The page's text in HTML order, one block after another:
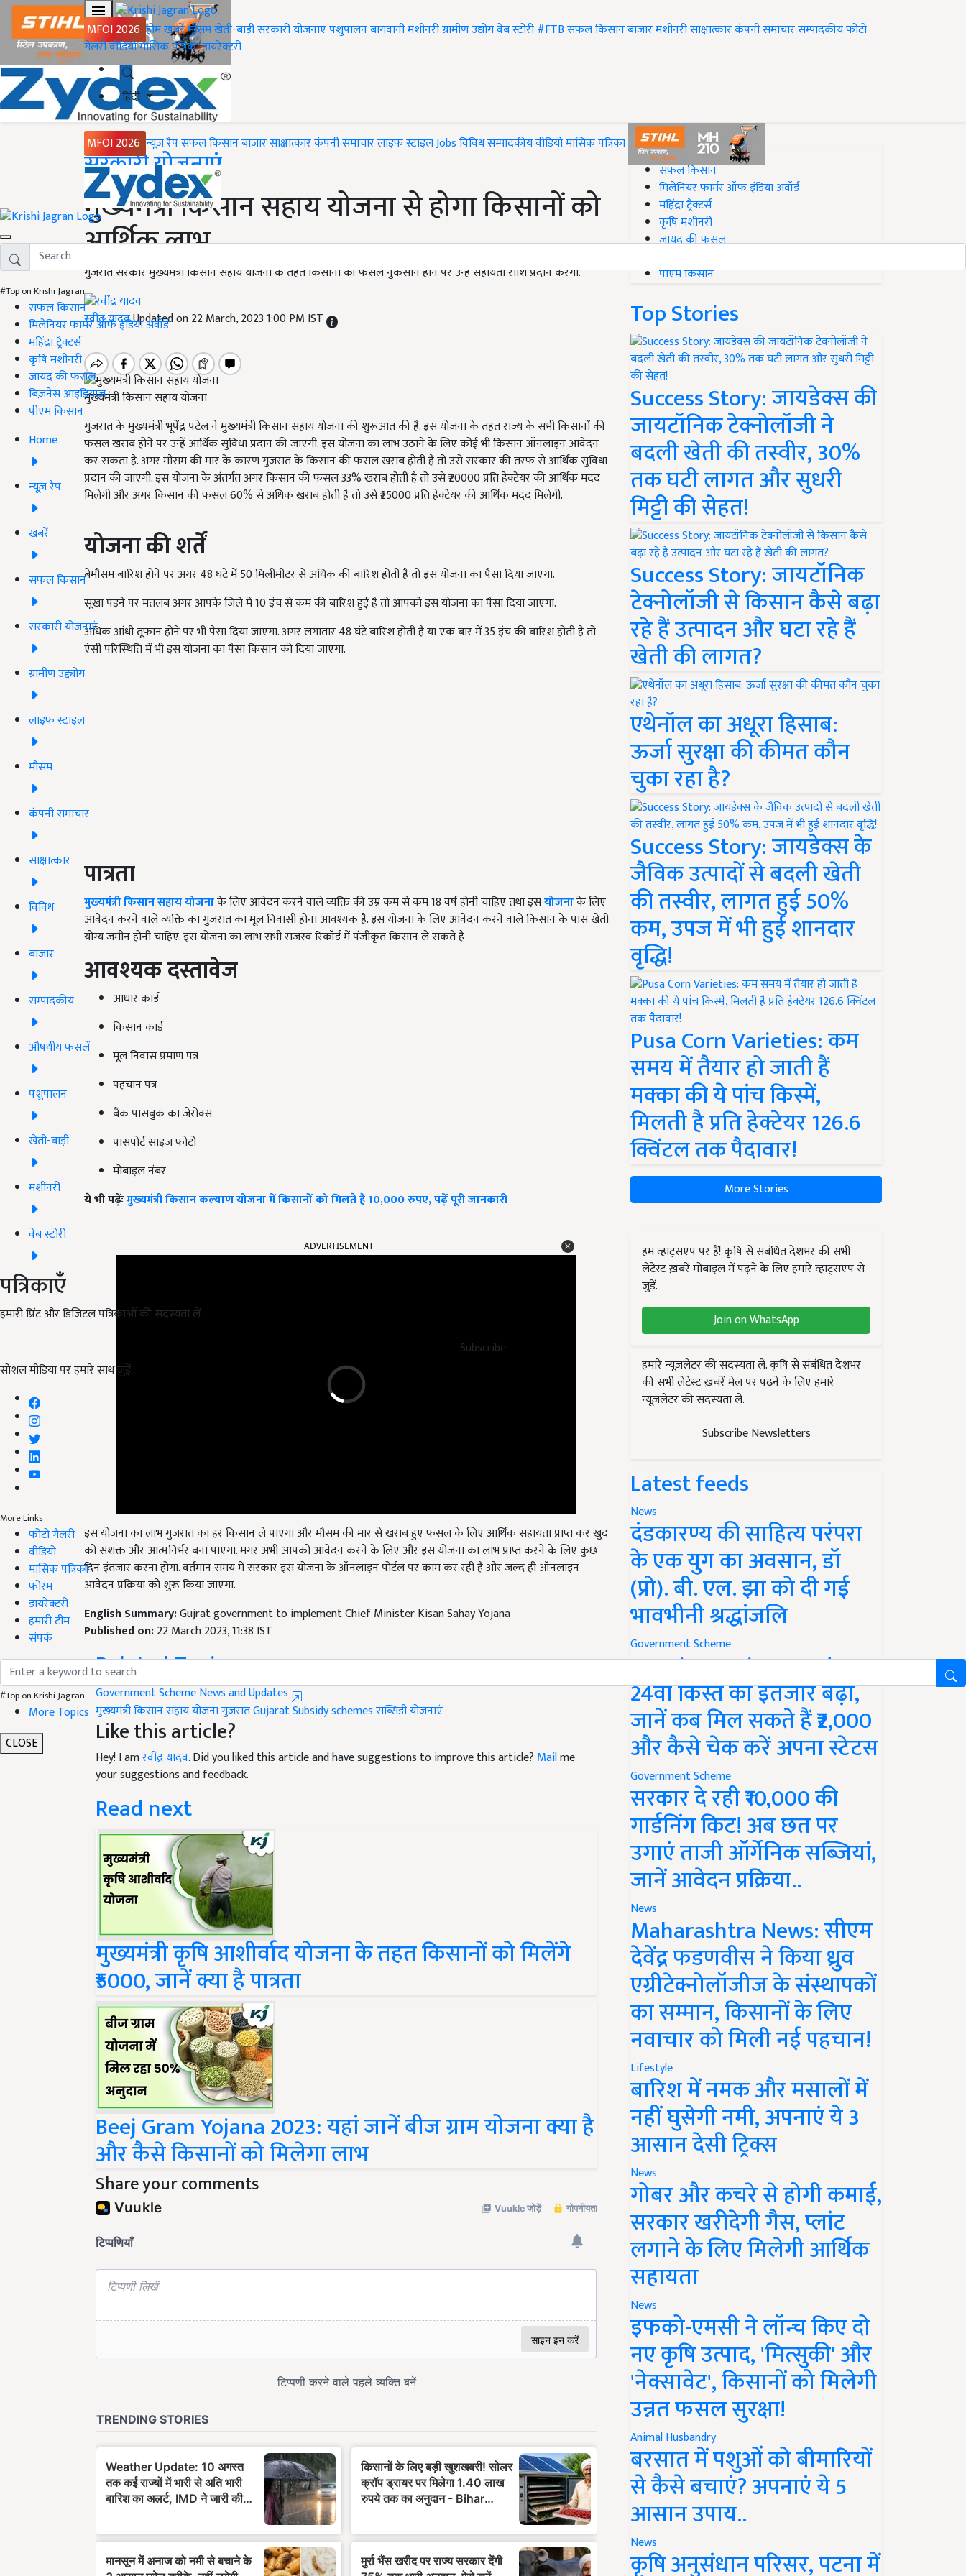
MFOI 2026 होमख़बरेंमौसमखेती-बाड़ीसरकारी योजनाएंपशुपालनबागवानीमशीनरीग्रामीण उद्योगवेब स्टोरी#FTBसफल किसानबाजारमशीनरीसाक्षात्कारकंपनी समाचारसम्पादकीयफोटो
गैलरीवीडियोमासिक पत्रिकाडायरेक्टरी
हिंदी
MFOI 2026 न्यूज़ रैपसफल किसानबाजारसाक्षात्कारकंपनी समाचारलाइफ स्टाइलJobsविविधसम्पादकीयवीडियोमासिक पत्रिका
#Top on Krishi Jagran
सफल किसान
मिलेनियर फार्मर ऑफ इंडिया अवॉर्ड
महिंद्रा ट्रैक्टर्स
कृषि मशीनरी
जायद की फसल
बिज़नेस आइडियाज
पीएम किसान
Home
न्यूज़ रैप
खबरें
सफल किसान
सरकारी योजनाएं
ग्रामीण उद्द्योग
लाइफ स्टाइल
मौसम
कंपनी समाचार
साक्षात्कार
विविध
बाजार
सम्पादकीय
औषधीय फसलें
पशुपालन
खेती-बाड़ी
मशीनरी
वेब स्टोरी
पत्रिकाएँ
हमारी प्रिंट और डिजिटल पत्रिकाओं की सदस्यता लें
Subscribe
सोशल मीडिया पर हमारे साथ जुड़ें:
More Links
फोटो गैलरी
वीडियो
मासिक पत्रिका
फोरम
डायरेक्टरी
हमारी टीम
संपर्क
#Top on Krishi Jagran
More Topics
CLOSE
Home
सरकारी योजनाएं
मुख्‍यमंत्री किसान सहाय योजना से होगा किसानों को
आर्थिक लाभ
गुजरात सरकार मुख्‍यमंत्री किसान सहाय योजना के तहत किसानों की फसल नुकसान होने पर उन्हें सहायता राशि प्रदान करेगी.
रवींद्र यादवUpdated on 22 March, 2023 1:00 PM IST
मुख्‍यमंत्री किसान सहाय योजना
गुजरात के मुख्यमंत्री भूपेंद्र पटेल ने मुख्‍यमंत्री किसान सहाय योजना की शुरूआत की है. इस योजना के तहत राज्य के सभी किसानों की
फसल खराब होने पर उन्हें आर्थिक सुविधा प्रदान की जाएगी. इस योजना का लाभ उठाने के लिए कोई भी किसान ऑनलाइन आवेदन
कर सकता है. अगर मौसम की मार के कारण गुजरात के किसान की फसल खराब होती है तो उसे सरकार की तरफ से आर्थिक सुविधा
प्रदान की जाएगी. इस योजना के अंतर्गत अगर किसान की फसल 33% खराब होती है तो उसे ₹20000 प्रति हेक्टेयर की आर्थिक मदद
मिलेगी और अगर किसान की फसल 60% से अधिक खराब होती है तो उसे ₹25000 प्रति हेक्टेयर की आर्थिक मदद मिलेगी.
योजना की शर्तें
बेमौसम बारिश होने पर अगर 48 घंटे में 50 मिलीमीटर से अधिक की बारिश होती है तो इस योजना का पैसा दिया जाएगा.
सूखा पड़ने पर मतलब अगर आपके जिले में 10 इंच से कम की बारिश हुई है तो आपको इस योजना का पैसा दिया जाएगा.
अधिक आंधी तूफान होने पर भी पैसा दिया जाएगा. अगर लगातार 48 घंटे बारिश होती है या एक बार में 35 इंच की बारिश होती है तो
ऐसी परिस्थिति में भी इस योजना का पैसा किसान को दिया जाएगा.
पात्रता
मुख्‍यमंत्री किसान सहाय योजनाके लिए आवेदन करने वाले व्यक्ति की उम्र कम से कम 18 वर्ष होनी चाहिए तथा इसयोजनाके लिए
आवेदन करने वाले व्यक्ति का गुजरात का मूल निवासी होना आवश्यक है. इस योजना के लिए आवेदन करने वाले किसान के पास खेती
योग्य जमीन होनी चाहिए. इस योजना का लाभ सभी राजस्व रिकॉर्ड में पंजीकृत किसान ले सकते हैं
आवश्यक दस्तावेज
आधार कार्ड
किसान कार्ड
मूल निवास प्रमाण पत्र
पहचान पत्र
बैंक पासबुक का जेरोक्स
पासपोर्ट साइज फोटो
मोबाइल नंबर
ये भी पढ़ेंःमुख्यमंत्री किसान कल्याण योजना में किसानों को मिलते हैं 10,000 रुपए, पढ़ें पूरी जानकारी
इस योजना का लाभ गुजरात का हर किसान ले पाएगा और मौसम की मार से खराब हुए फसल के लिए आर्थिक सहायता प्राप्त कर खुद
को सशक्त और आत्मनिर्भर बना पाएगा. मगर अभी आपको आवेदन करने के लिए और इस योजना का लाभ प्राप्त करने के लिए कुछ
दिन इंतजार करना होगा. वर्तमान समय में सरकार इस योजना के ऑनलाइन पोर्टल पर काम कर रही है और जल्द ही ऑनलाइन
आवेदन प्रक्रिया को शुरू किया जाएगा.
English Summary:
Published on:22 March 2023, 11:38 IST
Related Topics
Government Scheme News and Updates
मुख्‍यमंत्री किसान सहाय योजनागुजरातGujarat Subsidy schemes
Like this article?
Hey! I amरवींद्र यादव . Did you liked this article and have suggestions to improve this article?
your suggestions and feedback.
Read next
मुख्यमंत्री कृषि आशीर्वाद योजना के तहत किसानों को मिलेंगे
₹5000, जानें क्या है पात्रता
Beej Gram Yojana 2023: यहां जानें बीज ग्राम योजना क्या है
और कैसे किसानों को मिलेगा लाभ
Share your comments
#Top on Krishi Jagran
सफल किसान
मिलेनियर फार्मर ऑफ इंडिया अवॉर्ड
महिंद्रा ट्रैक्टर्स
कृषि मशीनरी
जायद की फसल
पीएम किसान
Top Stories
Success Story: जायडेक्स की
जायटॉनिक टेक्नोलॉजी ने
बदली खेती की तस्वीर, 30%
तक घटी लागत और सुधरी
मिट्टी की सेहत!
Success Story: जायटॉनिक
टेक्नोलॉजी से किसान कैसे बढ़ा
रहे हैं उत्पादन और घटा रहे हैं
खेती की लागत?
एथेनॉल का अधूरा हिसाब:
ऊर्जा सुरक्षा की कीमत कौन
चुका रहा है?
Success Story: जायडेक्स के
जैविक उत्पादों से बदली खेती
की तस्वीर, लागत हुई 50%
कम, उपज में भी हुई शानदार
वृद्धि!
Pusa Corn Varieties: कम
समय में तैयार हो जाती हैं
मक्का की ये पांच किस्में,
मिलती है प्रति हेक्टेयर 126.6
क्विंटल तक पैदावार!
More Stories
हम व्हाट्सएप पर हैं! कृषि से संबंधित देशभर की सभी
लेटेस्ट ख़बरें मोबाइल में पढ़ने के लिए हमारे व्हाट्सएप से
जुड़ें.
Join on WhatsApp
हमारे न्यूज़लेटर की सदस्यता लें. कृषि से संबंधित देशभर
की सभी लेटेस्ट ख़बरें मेल पर पढ़ने के लिए हमारे
न्यूज़लेटर की सदस्यता लें.
Subscribe Newsletters
Latest feeds
News
दंडकारण्य की साहित्य परंपरा
के एक युग का अवसान, डॉ
(प्रो). बी. एल. झा को दी गई
भावभीनी श्रद्धांजलि
Government Scheme
PM Kisan Yojana Update:
24वीं किस्त का इंतजार बढ़ा,
जानें कब मिल सकते हैं ₹2,000
और कैसे चेक करें अपना स्टेटस
Government Scheme
सरकार दे रही ₹10,000 की
गार्डनिंग किट! अब छत पर
उगाएं ताजी ऑर्गेनिक सब्जियां,
जानें आवेदन प्रक्रिया..
News
Maharashtra News: सीएम
देवेंद्र फडणवीस ने किया ध्रुव
एग्रीटेक्नोलॉजीज के संस्थापकों
का सम्मान, किसानों के लिए
नवाचार को मिली नई पहचान!
Lifestyle
बारिश में नमक और मसालों में
नहीं घुसेगी नमी, अपनाएं ये 3
आसान देसी ट्रिक्स
News
गोबर और कचरे से होगी कमाई,
सरकार खरीदेगी गैस, प्लांट
लगाने के लिए मिलेगी आर्थिक
सहायता
News
इफको-एमसी ने लॉन्च किए दो
नए कृषि उत्पाद, 'मित्सुकी' और
'नेक्सावेट', किसानों को मिलेगी
उन्नत फसल सुरक्षा!
Animal Husbandry
बरसात में पशुओं को बीमारियों
से कैसे बचाएं? अपनाएं ये 5
आसान उपाय..
News
कृषि अनुसंधान परिसर, पटना में